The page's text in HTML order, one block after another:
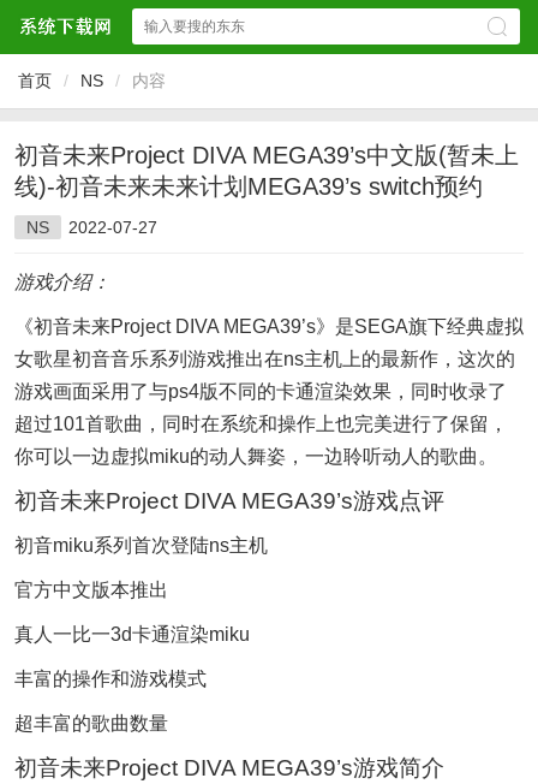
首页 / NS / 内容
初音未来Project DIVA MEGA39’s中文版(暂未上
线)-初音未来未来计划MEGA39’s switch预约
NS 2022-07-27
游戏介绍：
《初音未来Project DIVA MEGA39’s》是SEGA旗下经典虚拟
女歌星初音音乐系列游戏推出在ns主机上的最新作，这次的
游戏画面采用了与ps4版不同的卡通渲染效果，同时收录了
超过101首歌曲，同时在系统和操作上也完美进行了保留，
你可以一边虚拟miku的动人舞姿，一边聆听动人的歌曲。
初音未来Project DIVA MEGA39’s游戏点评
初音miku系列首次登陆ns主机
官方中文版本推出
真人一比一3d卡通渲染miku
丰富的操作和游戏模式
超丰富的歌曲数量
初音未来Project DIVA MEGA39’s游戏简介